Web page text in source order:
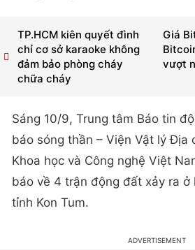
Giá
vượt
TP.HCM kiên quyết đình
chỉ cơ sở karaoke không
đảm bảo phòng cháy
chữa cháy
Sáng 10/9, Trung tâm Báo tin
báo sóng thần – Viện Vật lý Địa
Khoa học và Công nghệ Việt
báo về 4 trận động đất xảy ra ở
tỉnh Kon Tum.